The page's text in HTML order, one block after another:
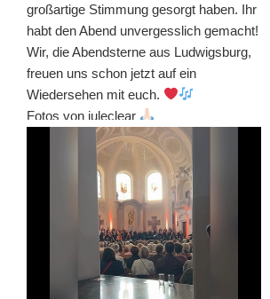
großartige Stimmung gesorgt haben. Ihr
habt den Abend unvergesslich gemacht!
Wir, die Abendsterne aus Ludwigsburg,
freuen uns schon jetzt auf ein
Wiedersehen mit euch.
Fotos von juleclear